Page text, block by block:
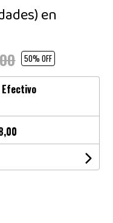
en
50% OFF
Efectivo